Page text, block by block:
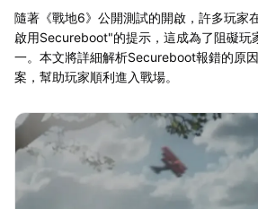
隨著《戰地6》公開測試的開啟，許多玩家
啟用Secureboot"的提示，這成為了阻礙玩
一。本文將詳細解析Secureboot報錯的原
案，幫助玩家順利進入戰場。